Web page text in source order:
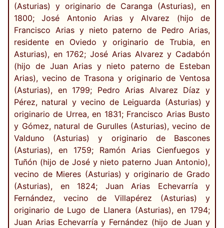
(Asturias) y originario de Caranga (Asturias), en
1800; José Antonio Arias y Alvarez (hijo de
Francisco Arias y nieto paterno de Pedro Arias,
residente en Oviedo y originario de Trubia, en
Asturias), en 1762; José Arias Alvarez y Cadabón
(hijo de Juan Arias y nieto paterno de Esteban
Arias), vecino de Trasona y originario de Ventosa
(Asturias), en 1799; Pedro Arias Alvarez Díaz y
Pérez, natural y vecino de Leiguarda (Asturias) y
originario de Urrea, en 1831; Francisco Arias Busto
y Gómez, natural de Gurulles (Asturias), vecino de
Valduno (Asturias) y originario de Bascones
(Asturias), en 1759; Ramón Arias Cienfuegos y
Tuñón (hijo de José y nieto paterno Juan Antonio),
vecino de Mieres (Asturias) y originario de Grado
(Asturias), en 1824; Juan Arias Echevarría y
Fernández, vecino de Villapérez (Asturias) y
originario de Lugo de Llanera (Asturias), en 1794;
Juan Arias Echevarría y Fernández (hijo de Juan y